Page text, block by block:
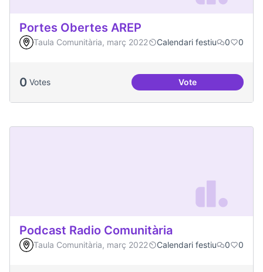
Portes Obertes AREP
Taula Comunitària, març 2022 Calendari festiu 0 0
0 Votes VotePortes Obertes
Podcast Radio Comunitària
Taula Comunitària, març 2022 Calendari festiu 0 0